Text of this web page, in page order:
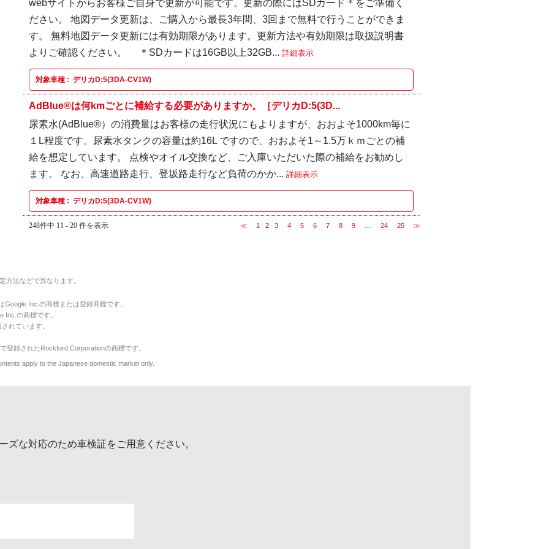
webサイトからお客様ご自身で更新が可能です。更新の際にはSDカード＊をご準備く
ださい。 地図データ更新は、ご購入から最長3年間、3回まで無料で行うことができま
す。 無料地図データ更新には有効期限があります。更新方法や有効期限は取扱説明書
よりご確認ください。 ＊SDカードは16GB以上32GB... 詳細表示
対象車種 : デリカD:5(3DA-CV1W)
AdBlue®は何kmごとに補給する必要がありますか。［デリカD:5(3D...
尿素水(AdBlue®）の消費量はお客様の走行状況にもよりますが、おおよそ1000km毎に
１L程度です。尿素水タンクの容量は約16L ですので、おおよそ1～1.5万ｋｍごとの補
給を想定しています。 点検やオイル交換など、ご入庫いただいた際の補給をお勧めし
ます。 なお、高速道路走行、登坂路走行など負荷のかか... 詳細表示
対象車種 : デリカD:5(3DA-CV1W)
248件中 11 - 20 件を表示 ≪ 1 2 3 4 5 6 7 8 9 24 25 ≫
方法などで異なります。
Inc.の商標または登録商標です。
Inc.の商標です。
れています。
録されたRockford Corporationの商標です。
apply to the Japanese domestic market only.
ズな対応のため車検証をご用意ください。